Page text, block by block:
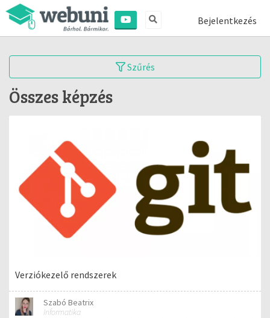
Bejelentkezés
Szűrés
Összes képzés
Verziókezelő rendszerek
Szabó Beatrix
Informatika